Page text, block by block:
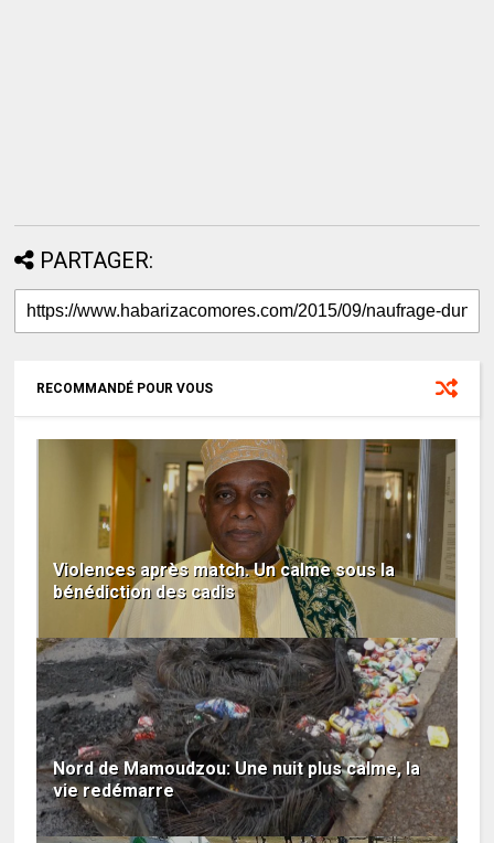
PARTAGER:
RECOMMANDÉ POUR VOUS
Violences après match. Un calme sous la
bénédiction des cadis
Nord de Mamoudzou: Une nuit plus calme, la
vie redémarre